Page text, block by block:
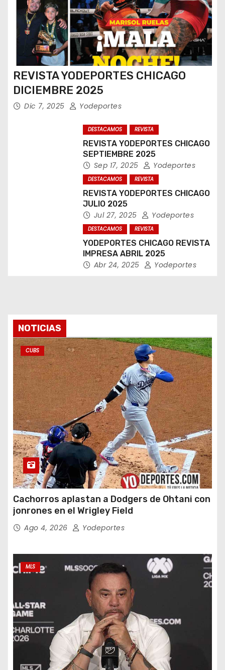
REVISTA YODEPORTES CHICAGO
DICIEMBRE 2025
Dic 7, 2025 Yodeportes
DESTACAMOS REVISTA
REVISTA YODEPORTES CHICAGO
SEPTIEMBRE 2025
Sep 17, 2025 Yodeportes
DESTACAMOS REVISTA
REVISTA YODEPORTES CHICAGO
JULIO 2025
Jul 27, 2025 Yodeportes
DESTACAMOS REVISTA
YODEPORTES CHICAGO REVISTA
IMPRESA ABRIL 2025
Abr 24, 2025 Yodeportes
NOTICIAS
CUBS
Cachorros aplastan a Dodgers de Ohtani con
jonrones en el Wrigley Field
Ago 4, 2026 Yodeportes
MLS